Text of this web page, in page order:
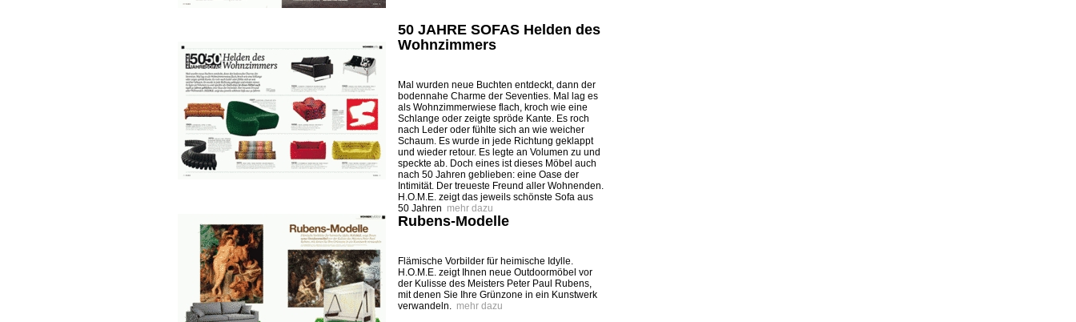
50 JAHRE SOFAS Helden des
Wohnzimmers
Mal wurden neue Buchten entdeckt, dann der
bodennahe Charme der Seventies. Mal lag es
als Wohnzimmerwiese flach, kroch wie eine
Schlange oder zeigte spröde Kante. Es roch
nach Leder oder fühlte sich an wie weicher
Schaum. Es wurde in jede Richtung geklappt
und wieder retour. Es legte an Volumen zu und
speckte ab. Doch eines ist dieses Möbel auch
nach 50 Jahren geblieben: eine Oase der
Intimität. Der treueste Freund aller Wohnenden.
H.O.M.E. zeigt das jeweils schönste Sofa aus
50 Jahren mehr dazu
Rubens-Modelle
Flämische Vorbilder für heimische Idylle.
H.O.M.E. zeigt Ihnen neue Outdoormöbel vor
der Kulisse des Meisters Peter Paul Rubens,
mit denen Sie Ihre Grünzone in ein Kunstwerk
verwandeln. mehr dazu